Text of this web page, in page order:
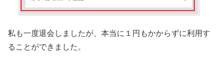
私も一度退会しましたが、本当に１円もかからずに利用す
ることができました。